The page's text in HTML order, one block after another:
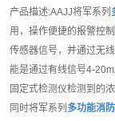
产品描述:AAJJ将军系列
用，操作便捷的报警控
传感器信号，并通过无
能是通过有线信号4-
固定式检测仪检测到的
同时将军系列 多功能消